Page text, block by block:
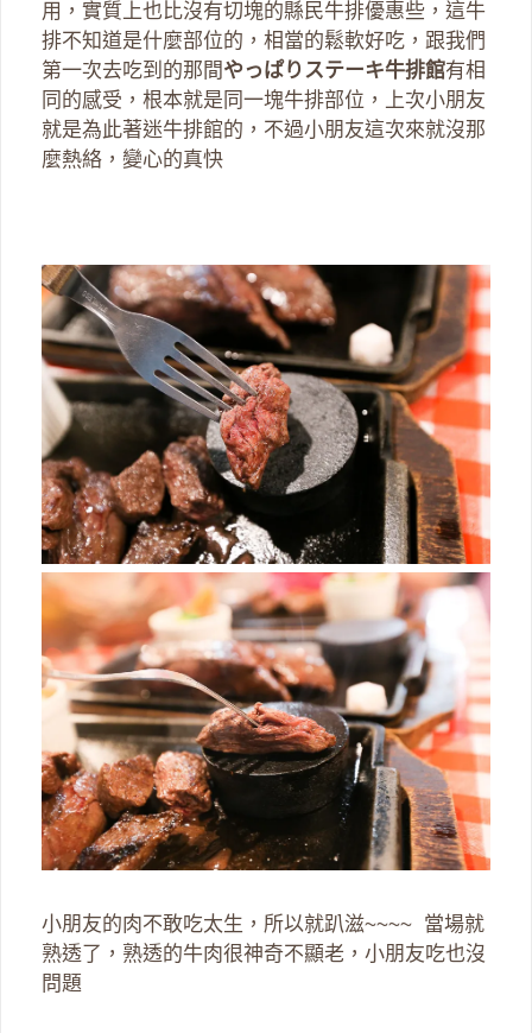
用，實質上也比沒有切塊的縣民牛排優惠些，這牛
排不知道是什麼部位的，相當的鬆軟好吃，跟我們
第一次去吃到的那間やっぱりステーキ牛排館有相
同的感受，根本就是同一塊牛排部位，上次小朋友
就是為此著迷牛排館的，不過小朋友這次來就沒那
麼熱絡，變心的真快
小朋友的肉不敢吃太生，所以就趴滋~~~~ 當場就
熟透了，熟透的牛肉很神奇不顯老，小朋友吃也沒
問題